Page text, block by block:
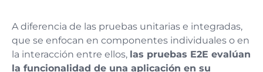
A diferencia de las pruebas unitarias e integradas,
que se enfocan en componentes individuales o en
la interacción entre ellos, las pruebas E2E evalúan
la funcionalidad de una aplicación en su